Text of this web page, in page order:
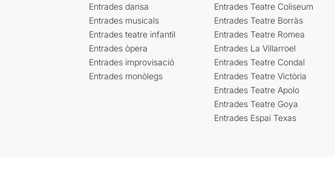
Entrades dansa
Entrades musicals
Entrades teatre infantil
Entrades òpera
Entrades improvisació
Entrades monòlegs
Entrades Teatre Coliseum
Entrades Teatre Borràs
Entrades Teatre Romea
Entrades La Villarroel
Entrades Teatre Condal
Entrades Teatre Victòria
Entrades Teatre Apolo
Entrades Teatre Goya
Entrades Espai Texas